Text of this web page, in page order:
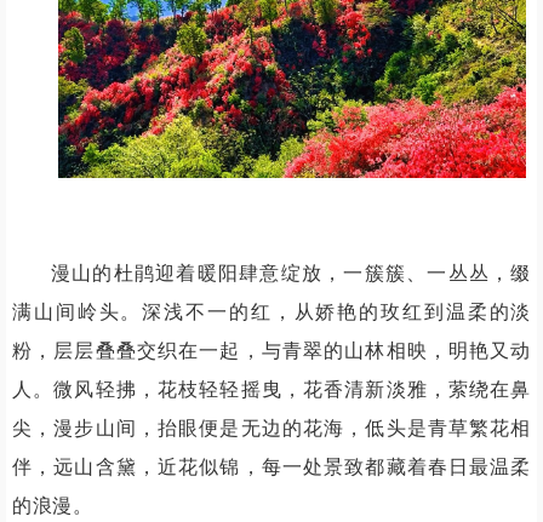
漫山的杜鹃迎着暖阳肆意绽放，一簇簇、一丛丛，缀
满山间岭头。深浅不一的红，从娇艳的玫红到温柔的淡
粉，层层叠叠交织在一起，与青翠的山林相映，明艳又动
人。微风轻拂，花枝轻轻摇曳，花香清新淡雅，萦绕在鼻
尖，漫步山间，抬眼便是无边的花海，低头是青草繁花相
伴，远山含黛，近花似锦，每一处景致都藏着春日最温柔
的浪漫。